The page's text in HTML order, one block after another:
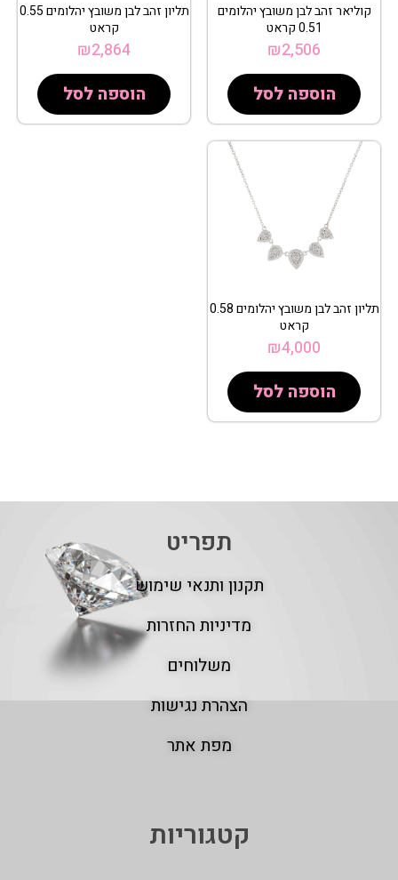
קוליאר זהב לבן משובץ יהלומים
0.51 קראט
₪2,506
הוספה לסל
תליון זהב לבן משובץ יהלומים 0.55
קראט
₪2,864
הוספה לסל
תליון זהב לבן משובץ יהלומים 0.58
קראט
₪4,000
הוספה לסל
תפריט
תקנון ותנאי שימוש
מדיניות החזרות
משלוחים
הצהרת נגישות
מפת אתר
קטגוריות